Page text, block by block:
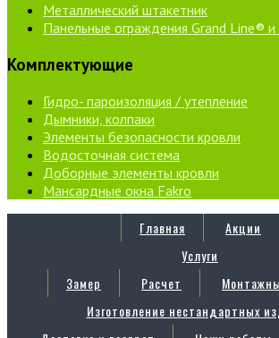
Металлический штакетник
Панельные ограждения Grand Line®
Комплектующие
Гидро- пароизоляция / утепление
Дымники, колпаки
Элементы безопасности кровли
Водосточная система
Доборные элементы кровли
Мансардные окна Fakro
Главная
Акции
Услуги
Замер
Расчет
Изготовление нестандартных